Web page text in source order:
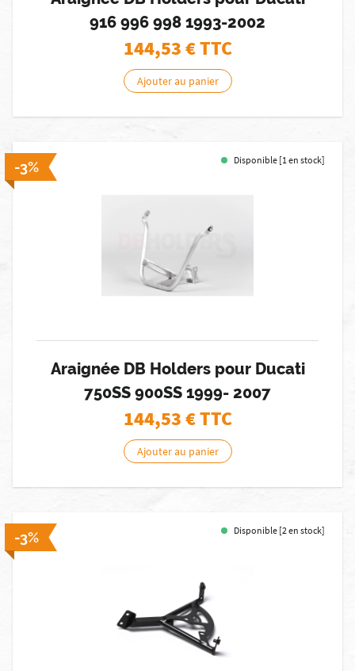
916 996 998 1993-2002
144,53€ TTC
Ajouter au panier
-3% Disponible [1 en stock]
Araignée DB Holders pour Ducati
750SS 900SS 1999- 2007
144,53€ TTC
Ajouter au panier
-3% Disponible [2 en stock]